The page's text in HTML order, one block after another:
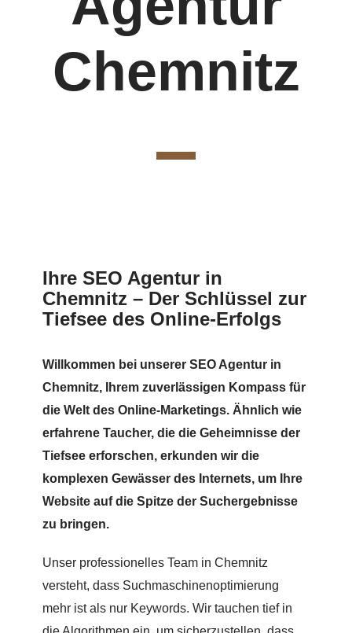
Chemnitz
Ihre SEO Agentur in
Chemnitz – Der Schlüssel zur
Tiefsee des Online-Erfolgs
Willkommen bei unserer SEO Agentur in
Chemnitz, Ihrem zuverlässigen Kompass für
die Welt des Online-Marketings. Ähnlich wie
erfahrene Taucher, die die Geheimnisse der
Tiefsee erforschen, erkunden wir die
komplexen Gewässer des Internets, um Ihre
Website auf die Spitze der Suchergebnisse
zu bringen.
Unser professionelles Team in Chemnitz
versteht, dass Suchmaschinenoptimierung
mehr ist als nur Keywords. Wir tauchen tief in